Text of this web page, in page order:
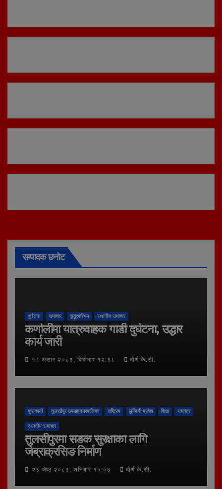
सम्पादक छनोट
दुर्घटना समाचार सुदूरपश्चिम स्थानीय समाचार
कर्णालीमा यात्रुवाहक गाडी दुर्घटना, उद्धार
कार्य जारी
१८ असार २०८३, बिहीबार १२:३८ दोर्ण के.सी.
कुराकानी तुलसीपुर उपमहानगरपालिका राष्ट्रिय लुम्बिनी प्रदेश शिक्षा समाचार
स्थानीय समाचार
तुलसीपुरमा सडक सुरक्षाका लागि
जेब्राक्रसिङ निर्माण
२३ जेष्ठ २०८३, शनिबार १५:०७ दोर्ण के.सी.